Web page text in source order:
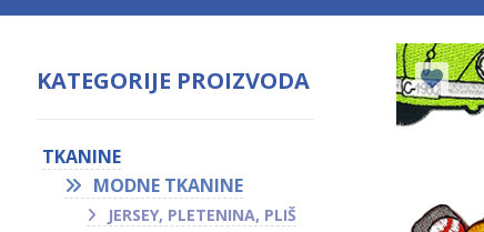
KATEGORIJE PROIZVODA
TKANINE
MODNE TKANINE
JERSEY, PLETENINA, PLIŠ